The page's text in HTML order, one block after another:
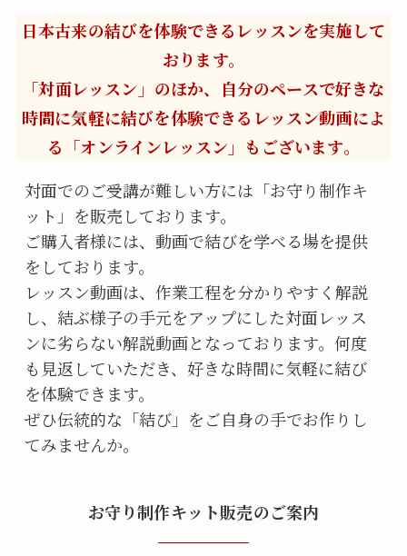
日本古来の結びを体験できるレッスンを実施して
おります。
「対面レッスン」のほか、自分のペースで好きな
時間に気軽に結びを体験できるレッスン動画によ
る「オンラインレッスン」もございます。
対面でのご受講が難しい方には「お守り制作キ
ット」を販売しております。
ご購入者様には、動画で結びを学べる場を提供
をしております。
レッスン動画は、作業工程を分かりやすく解説
し、結ぶ様子の手元をアップにした対面レッス
ンに劣らない解説動画となっております。何度
も見返していただき、好きな時間に気軽に結び
を体験できます。
ぜひ伝統的な「結び」をご自身の手でお作りし
てみませんか。
お守り制作キット販売のご案内